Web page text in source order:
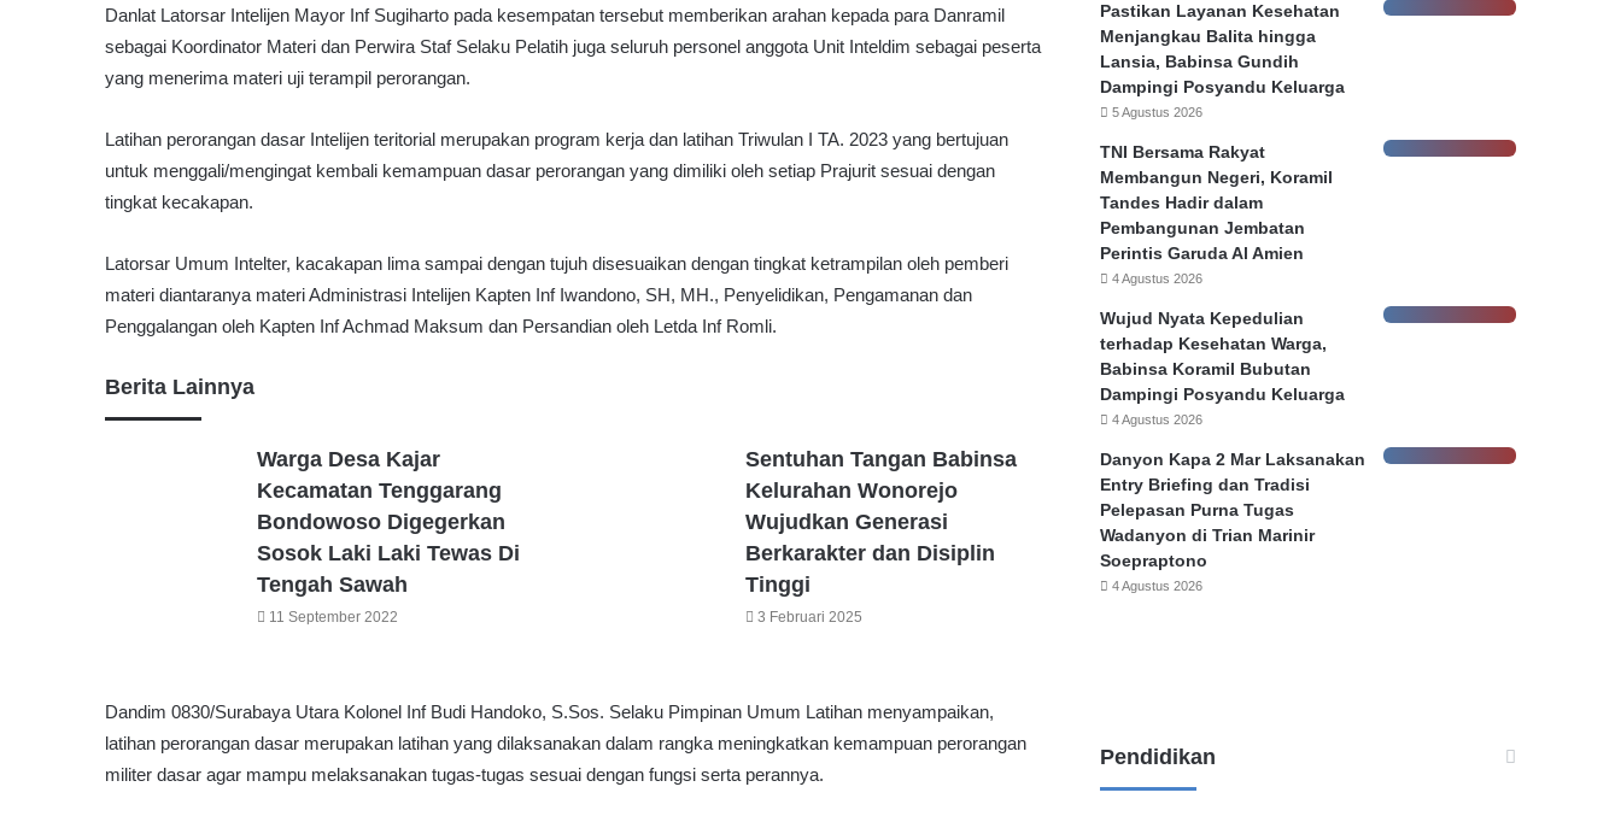
Danlat Latorsar Intelijen Mayor Inf Sugiharto pada kesempatan tersebut memberikan arahan kepada para Danramil
sebagai Koordinator Materi dan Perwira Staf Selaku Pelatih juga seluruh personel anggota Unit Inteldim sebagai peserta
yang menerima materi uji terampil perorangan.
Latihan perorangan dasar Intelijen teritorial merupakan program kerja dan latihan Triwulan I TA. 2023 yang bertujuan
untuk menggali/mengingat kembali kemampuan dasar perorangan yang dimiliki oleh setiap Prajurit sesuai dengan
tingkat kecakapan.
Latorsar Umum Intelter, kacakapan lima sampai dengan tujuh disesuaikan dengan tingkat ketrampilan oleh pemberi
materi diantaranya materi Administrasi Intelijen Kapten Inf Iwandono, SH, MH., Penyelidikan, Pengamanan dan
Penggalangan oleh Kapten Inf Achmad Maksum dan Persandian oleh Letda Inf Romli.
Berita Lainnya
Warga Desa Kajar
Kecamatan Tenggarang
Bondowoso Digegerkan
Sosok Laki Laki Tewas Di
Tengah Sawah
11 September 2022
Sentuhan Tangan Babinsa
Kelurahan Wonorejo
Wujudkan Generasi
Berkarakter dan Disiplin
Tinggi
3 Februari 2025
Dandim 0830/Surabaya Utara Kolonel Inf Budi Handoko, S.Sos. Selaku Pimpinan Umum Latihan menyampaikan,
latihan perorangan dasar merupakan latihan yang dilaksanakan dalam rangka meningkatkan kemampuan perorangan
militer dasar agar mampu melaksanakan tugas-tugas sesuai dengan fungsi serta perannya.
D
a
l
a
m
B
a
n
k
a
t
s
K
e
h
e
n
d
a
k
P
e
Pastikan Layanan Kesehatan
Menjangkau Balita hingga
Lansia, Babinsa Gundih
Dampingi Posyandu Keluarga
5 Agustus 2026
TNI Bersama Rakyat
Membangun Negeri, Koramil
Tandes Hadir dalam
Pembangunan Jembatan
Perintis Garuda Al Amien
4 Agustus 2026
Wujud Nyata Kepedulian
terhadap Kesehatan Warga,
Babinsa Koramil Bubutan
Dampingi Posyandu Keluarga
4 Agustus 2026
Danyon Kapa 2 Mar Laksanakan
Entry Briefing dan Tradisi
Pelepasan Purna Tugas
Wadanyon di Trian Marinir
Soepraptono
4 Agustus 2026
Pendidikan